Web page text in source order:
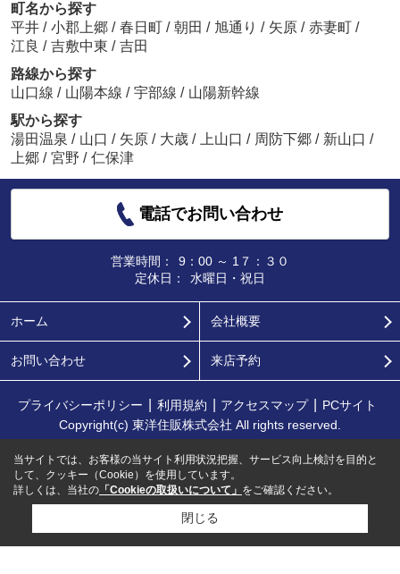
町名から探す
平井 / 小郡上郷 / 春日町 / 朝田 / 旭通り / 矢原 / 赤妻町 /
江良 / 吉敷中東 / 吉田
路線から探す
山口線 / 山陽本線 / 宇部線 / 山陽新幹線
駅から探す
湯田温泉 / 山口 / 矢原 / 大歳 / 上山口 / 周防下郷 / 新山口 /
上郷 / 宮野 / 仁保津
電話でお問い合わせ
営業時間：
9：00 ～ 1７：３０
定休日：
水曜日・祝日
ホーム 会社概要
お問い合わせ 来店予約
プライバシーポリシー 利用規約 アクセスマップ
PCサイト
Copyright(c) 東洋住販株式会社 All rights reserved.
当サイトでは、お客様の当サイト利用状況把握、サービス向上検討を目的と
して、クッキー（Cookie）を使用しています。
詳しくは、当社の 「Cookieの取扱いについて」 をご確認ください。
閉じる